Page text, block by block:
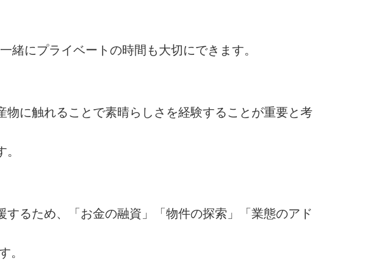
緒にプライベートの時間も大切にできます。
に触れることで素晴らしさを経験することが重要と考
るため、「お金の融資」「物件の探索」「業態のアド
。